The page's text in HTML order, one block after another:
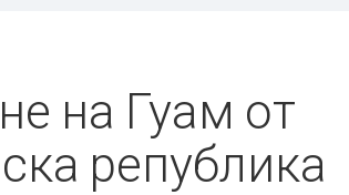
на Гуам от
република